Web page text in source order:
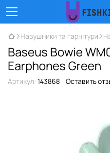
Навушники та гарнітури
Baseus Bowie
Earphones Green
Артикул: 143868 Оставить